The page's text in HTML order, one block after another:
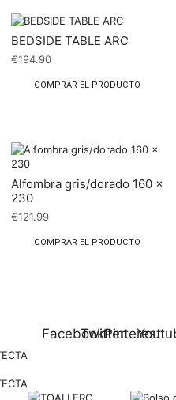
BEDSIDE TABLE ARC
€194.90
COMPRAR EL PRODUCTO
Alfombra gris/dorado 160 x
230
€121.99
COMPRAR EL PRODUCTO
FacebookTwitterPinterest